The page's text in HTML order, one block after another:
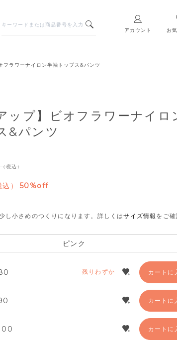
アカウント お
フラワーナイロン半袖トップス&パンツ
ップ】ビオフラワーナイロ
&パンツ
（税込）
込 50%off
小さめのつくりになります。 詳しくはサイズ情報 をご
ピンク
残りわずか カートに
カートに
カートに